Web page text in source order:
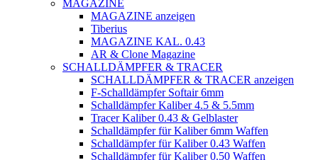
MAGAZINE
MAGAZINE anzeigen
Tiberius
MAGAZINE KAL. 0.43
AR & Clone Magazine
SCHALLDÄMPFER & TRACER
SCHALLDÄMPFER & TRACER anzeigen
F-Schalldämpfer Softair 6mm
Schalldämpfer Kaliber 4.5 & 5.5mm
Tracer Kaliber 0.43 & Gelblaster
Schalldämpfer für Kaliber 6mm Waffen
Schalldämpfer für Kaliber 0.43 Waffen
Schalldämpfer für Kaliber 0.50 Waffen